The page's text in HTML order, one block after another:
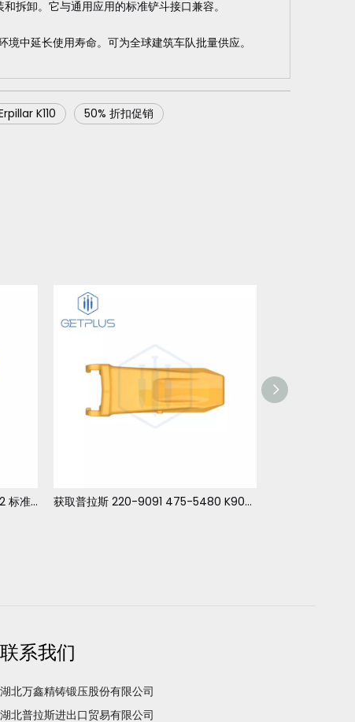
拆卸。它与通用应用的标准铲斗接口兼容。
中延长使用寿命。可为全球建筑车队批量供应。
K110 50% 折扣促销
获取普拉斯 220-9091 475-5480 K90重型长提示卡特挖掘机和车轮装载机
联系我们
湖北万鑫精铸锻压股份有限公司
湖北普拉斯进出口贸易有限公司